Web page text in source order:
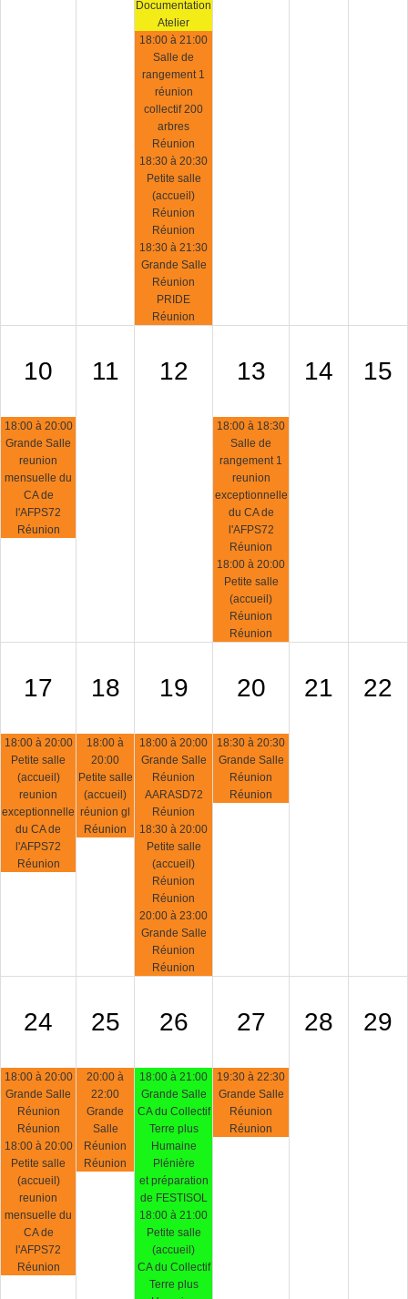
Documentation
Atelier
18:00 à 21:00
Salle de
rangement 1
réunion
collectif 200
arbres
Réunion
18:30 à 20:30
Petite salle
(accueil)
Réunion
Réunion
18:30 à 21:30
Grande Salle
Réunion
PRIDE
Réunion
10
18:00 à 20:00
Grande Salle
reunion
mensuelle du
CA de
l'AFPS72
Réunion
11 12 13
18:00 à 18:30
Salle de
rangement 1
reunion
exceptionnelle
du CA de
l'AFPS72
Réunion
18:00 à 20:00
Petite salle
(accueil)
Réunion
Réunion
14 15
17
18:00 à 20:00
Petite salle
(accueil)
reunion
exceptionnelle
du CA de
l'AFPS72
Réunion
18
18:00 à
20:00
Petite salle
(accueil)
réunion gl
Réunion
19
18:00 à 20:00
Grande Salle
Réunion
AARASD72
Réunion
18:30 à 20:00
Petite salle
(accueil)
Réunion
Réunion
20:00 à 23:00
Grande Salle
Réunion
Réunion
20
18:30 à 20:30
Grande Salle
Réunion
Réunion
21 22
24
18:00 à 20:00
Grande Salle
Réunion
Réunion
18:00 à 20:00
Petite salle
(accueil)
reunion
mensuelle du
CA de
l'AFPS72
Réunion
25
20:00 à
22:00
Grande
Salle
Réunion
Réunion
26
18:00 à 21:00
Grande Salle
CA du Collectif
Terre plus
Humaine
Plénière
et préparation
de FESTISOL
18:00 à 21:00
Petite salle
(accueil)
CA du Collectif
Terre plus
27
19:30 à 22:30
Grande Salle
Réunion
Réunion
28 29